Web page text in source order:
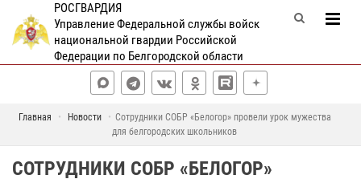
РОСГВАРДИЯ
Управление Федеральной службы войск
национальной гвардии Российской
Федерации по Белгородской области
Главная Новости
Сотрудники СОБР «Белогор» провели урок мужества
для белгородских школьников
СОТРУДНИКИ СОБР «БЕЛОГОР»